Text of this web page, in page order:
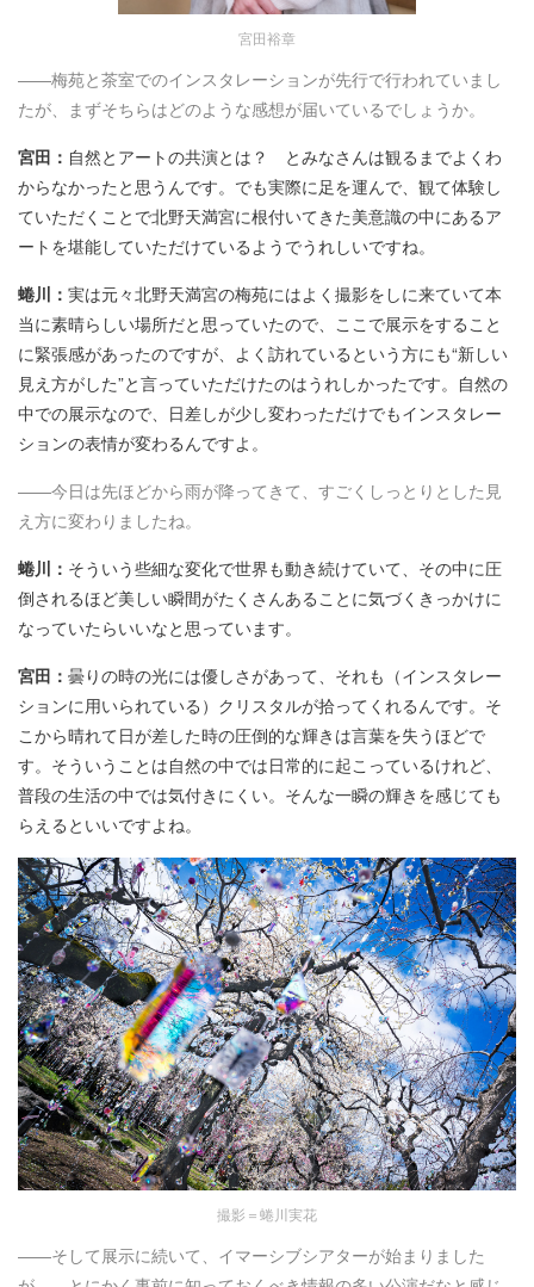
宮田裕章
――梅苑と茶室でのインスタレーションが先行で行われていまし
たが、まずそちらはどのような感想が届いているでしょうか。
宮田： 自然とアートの共演とは？ とみなさんは観るまでよくわ
からなかったと思うんです。でも実際に足を運んで、観て体験し
ていただくことで北野天満宮に根付いてきた美意識の中にあるア
ートを堪能していただけているようでうれしいですね。
蜷川： 実は元々北野天満宮の梅苑にはよく撮影をしに来ていて本
当に素晴らしい場所だと思っていたので、ここで展示をすること
に緊張感があったのですが、よく訪れているという方にも“新しい
見え方がした”と言っていただけたのはうれしかったです。自然の
中での展示なので、日差しが少し変わっただけでもインスタレー
ションの表情が変わるんですよ。
――今日は先ほどから雨が降ってきて、すごくしっとりとした見
え方に変わりましたね。
蜷川： そういう些細な変化で世界も動き続けていて、その中に圧
倒されるほど美しい瞬間がたくさんあることに気づくきっかけに
なっていたらいいなと思っています。
宮田： 曇りの時の光には優しさがあって、それも（インスタレー
ションに用いられている）クリスタルが拾ってくれるんです。そ
こから晴れて日が差した時の圧倒的な輝きは言葉を失うほどで
す。そういうことは自然の中では日常的に起こっているけれど、
普段の生活の中では気付きにくい。そんな一瞬の輝きを感じても
らえるといいですよね。
撮影＝蜷川実花
――そして展示に続いて、イマーシブシアターが始まりました